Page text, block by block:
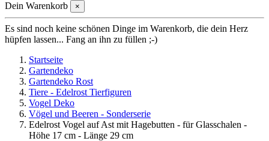
Dein Warenkorb
×
Es sind noch keine schönen Dinge im Warenkorb, die dein Herz
hüpfen lassen... Fang an ihn zu füllen ;-)
Startseite
Gartendeko
Gartendeko Rost
Tiere - Edelrost Tierfiguren
Vogel Deko
Vögel und Beeren - Sonderserie
Edelrost Vogel auf Ast mit Hagebutten - für Glasschalen -
Höhe 17 cm - Länge 29 cm